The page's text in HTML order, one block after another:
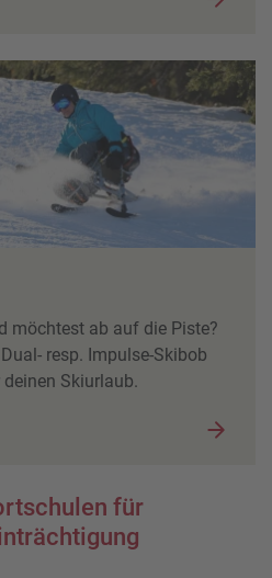
möchtest ab auf die Piste?
resp. Impulse-Skibob
Skiurlaub.
für